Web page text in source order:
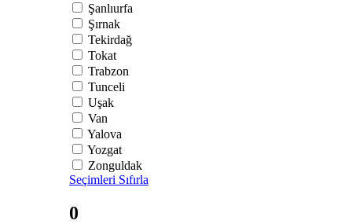
Şanlıurfa
Şırnak
Tekirdağ
Tokat
Trabzon
Tunceli
Uşak
Van
Yalova
Yozgat
Zonguldak
Seçimleri Sıfırla
0